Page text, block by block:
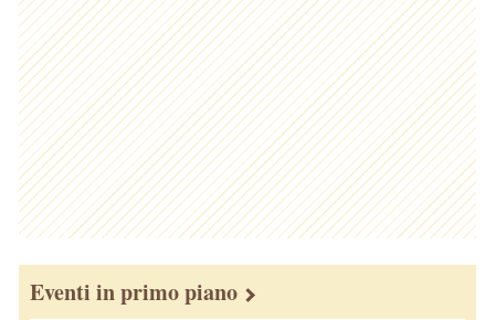
Eventi in primo piano